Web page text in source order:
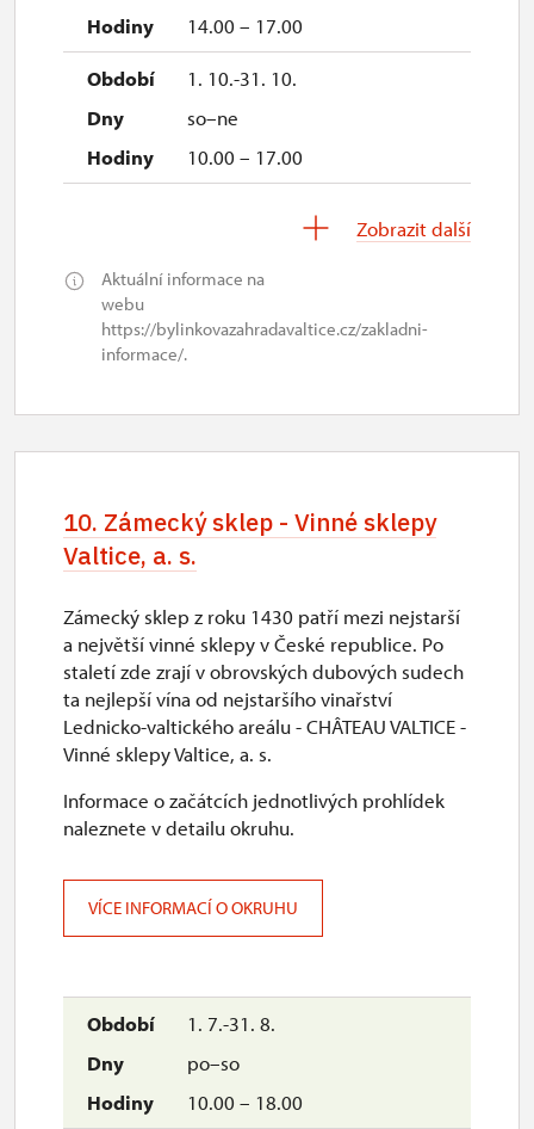
14.00 – 17.00
1. 10.-31. 10.
so–ne
10.00 – 17.00
uzavřen
Zobrazit další
Aktuální informace na
webu
https://bylinkovazahradavaltice.cz/zakladni-
informace/.
10. Zámecký sklep - Vinné sklepy
Valtice, a. s.
1. 7.-31. 8.
po–so
10.00 – 18.00
Zámecký sklep z roku 1430 patří mezi nejstarší
a největší vinné sklepy v České republice. Po
staletí zde zrají v obrovských dubových sudech
ta nejlepší vína od nejstaršího vinařství
Lednicko-valtického areálu - CHÂTEAU VALTICE -
Vinné sklepy Valtice, a. s.
Informace o začátcích jednotlivých prohlídek
naleznete v detailu okruhu.
VÍCE INFORMACÍ O OKRUHU